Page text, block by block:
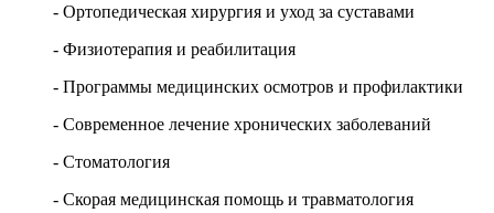
- Ортопедическая хирургия и уход за суставами
- Физиотерапия и реабилитация
- Программы медицинских осмотров и профилактики
- Современное лечение хронических заболеваний
- Стоматология
- Скорая медицинская помощь и травматология